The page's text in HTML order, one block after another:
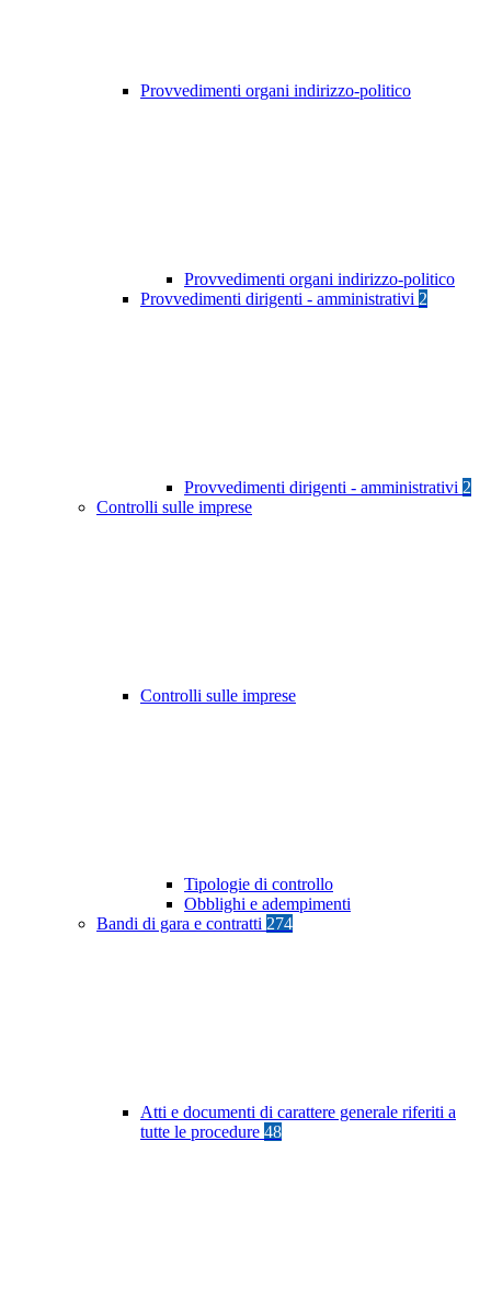
Provvedimenti organi indirizzo-politico
Provvedimenti organi indirizzo-politico
Provvedimenti dirigenti - amministrativi 2
Provvedimenti dirigenti - amministrativi 2
Controlli sulle imprese
Controlli sulle imprese
Tipologie di controllo
Obblighi e adempimenti
Bandi di gara e contratti 274
Atti e documenti di carattere generale riferiti a
tutte le procedure 48